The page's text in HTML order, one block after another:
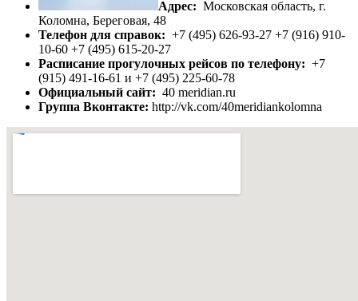
Адрес: Московская область, г.
Коломна, Береговая, 48
Телефон для справок: +7 (495) 626-93-27 +7 (916) 910-
10-60 +7 (495) 615-20-27
Расписание прогулочных рейсов по телефону: +7
(915) 491-16-61 и +7 (495) 225-60-78
Официальный сайт: 40 meridian.ru
Группа Вконтакте: http://vk.com/40meridiankolomna